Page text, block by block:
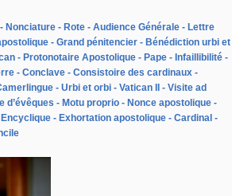
Nonciature Rote Audience Générale
Lettre
Grand pénitencier
Bénédiction urbi et
Protonotaire Apostolique Pape
Infaillibilité
Conclave
Consistoire des cardinaux
Urbi et orbi Vatican II
Visite ad
d’évêques Motu proprio
Nonce apostolique
Encyclique Exhortation apostolique
Cardinal